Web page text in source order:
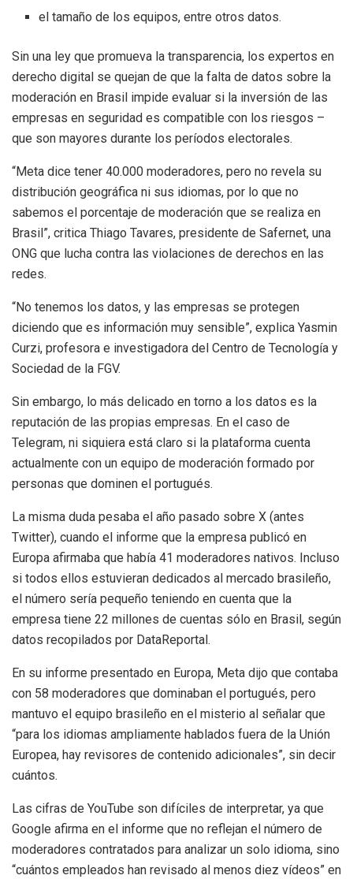
el tamaño de los equipos, entre otros datos.
Sin una ley que promueva la transparencia, los expertos en
derecho digital se quejan de que la falta de datos sobre la
moderación en Brasil impide evaluar si la inversión de las
empresas en seguridad es compatible con los riesgos –
que son mayores durante los períodos electorales.
“Meta dice tener 40.000 moderadores, pero no revela su
distribución geográfica ni sus idiomas, por lo que no
sabemos el porcentaje de moderación que se realiza en
Brasil”, critica Thiago Tavares, presidente de Safernet, una
ONG que lucha contra las violaciones de derechos en las
redes.
“No tenemos los datos, y las empresas se protegen
diciendo que es información muy sensible”, explica Yasmin
Curzi, profesora e investigadora del Centro de Tecnología y
Sociedad de la FGV.
Sin embargo, lo más delicado en torno a los datos es la
reputación de las propias empresas. En el caso de
Telegram, ni siquiera está claro si la plataforma cuenta
actualmente con un equipo de moderación formado por
personas que dominen el portugués.
La misma duda pesaba el año pasado sobre X (antes
Twitter), cuando el informe que la empresa publicó en
Europa afirmaba que había 41 moderadores nativos. Incluso
si todos ellos estuvieran dedicados al mercado brasileño,
el número sería pequeño teniendo en cuenta que la
empresa tiene 22 millones de cuentas sólo en Brasil, según
datos recopilados por DataReportal.
En su informe presentado en Europa, Meta dijo que contaba
con 58 moderadores que dominaban el portugués, pero
mantuvo el equipo brasileño en el misterio al señalar que
“para los idiomas ampliamente hablados fuera de la Unión
Europea, hay revisores de contenido adicionales”, sin decir
cuántos.
Las cifras de YouTube son difíciles de interpretar, ya que
Google afirma en el informe que no reflejan el número de
moderadores contratados para analizar un solo idioma, sino
“cuántos empleados han revisado al menos diez vídeos” en